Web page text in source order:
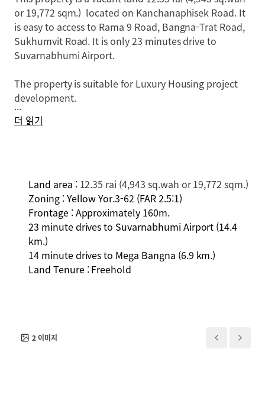
or 19,772 sqm.) located on Kanchanaphisek Road. It
is easy to access to Rama 9 Road, Bangna-Trat Road,
Sukhumvit Road. It is only 23 minutes drive to
Suvarnabhumi Airport.
The property is suitable for LuxuryHousing project
development.
...
더 읽기
Land area : 12.35 rai (4,943 sq.wah or 19,772 sqm.)
Zoning : Yellow Yor.3-62 (FAR 2.5:1)
Frontage : Approximately 160m.
23 minute drives to Suvarnabhumi Airport (14.4
km.)
14 minute drives to Mega Bangna (6.9 km.)
Land Tenure : Freehold
2이미지